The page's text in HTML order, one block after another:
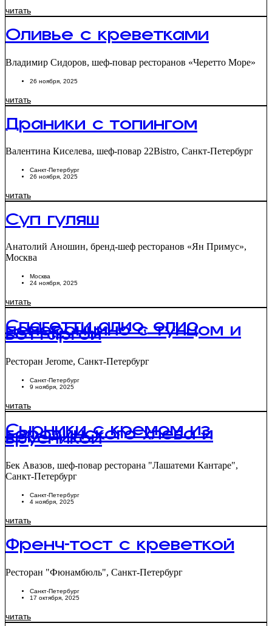
читать
Оливье с креветками
Владимир Сидоров, шеф-повар ресторанов «Черетто Море»
26 ноября, 2025
читать
Драники с топингом
Валентина Киселева, шеф-повар 22Bistro, Санкт-Петербург
Санкт-Петербург
26 ноября, 2025
читать
Суп гуляш
Анатолий Аношин, бренд-шеф ресторанов «Ян Примус»,
Москва
Москва
24 ноября, 2025
читать
Спагетти алио, олио
пеперончино с тунцом и
боттаргой
Ресторан Jerome, Санкт-Петербург
Санкт-Петербург
9 ноября, 2025
читать
Сырники с кремом из
бородинского хлеба и
брусникой
Бек Авазов, шеф-повар ресторана "Лашатеми Кантаре",
Санкт-Петербург
Санкт-Петербург
4 ноября, 2025
читать
Френч-тост с креветкой
Ресторан "Фюнамбюль", Санкт-Петербург
Санкт-Петербург
17 октября, 2025
читать